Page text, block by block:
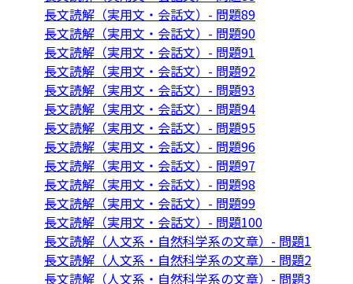
長文読解（実用文・会話文）- 問題89
長文読解（実用文・会話文）- 問題90
長文読解（実用文・会話文）- 問題91
長文読解（実用文・会話文）- 問題92
長文読解（実用文・会話文）- 問題93
長文読解（実用文・会話文）- 問題94
長文読解（実用文・会話文）- 問題95
長文読解（実用文・会話文）- 問題96
長文読解（実用文・会話文）- 問題97
長文読解（実用文・会話文）- 問題98
長文読解（実用文・会話文）- 問題99
長文読解（実用文・会話文）- 問題100
長文読解（人文系・自然科学系の文章）- 問題1
長文読解（人文系・自然科学系の文章）- 問題2
長文読解（人文系・自然科学系の文章）- 問題3